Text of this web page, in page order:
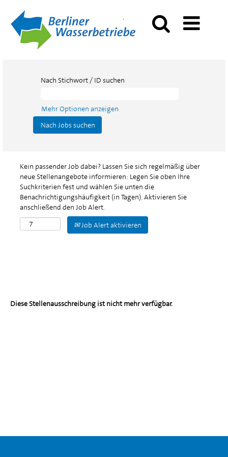
Nach Stichwort / ID suchen
Mehr Optionen anzeigen
Kein passender Job dabei? Lassen Sie sich regelmäßig über
neue Stellenangebote informieren: Legen Sie oben Ihre
Suchkriterien fest und wählen Sie unten die
Benachrichtigungshäufigkeit (in Tagen). Aktivieren Sie
anschließend den Job Alert.
Job Alert aktivieren
Diese Stellenausschreibung ist nicht mehr verfügbar.